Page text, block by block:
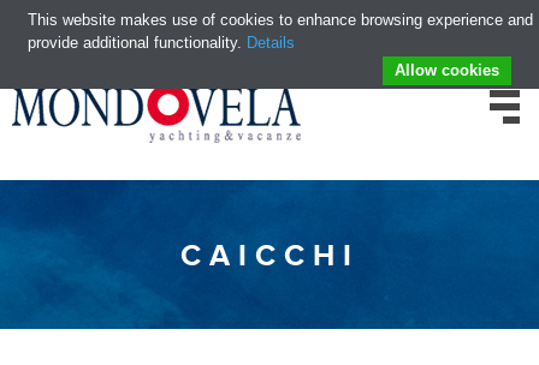
CAICCHI
This website makes use of cookies to enhance browsing experience and
provide additional functionality. Details
Allow cookies